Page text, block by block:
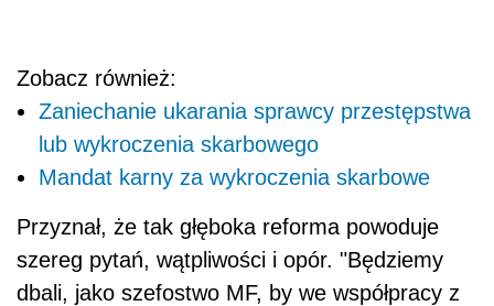
Zobacz również:
Zaniechanie ukarania sprawcy przestępstwa
lub wykroczenia skarbowego
Mandat karny za wykroczenia skarbowe
Przyznał, że tak głęboka reforma powoduje
szereg pytań, wątpliwości i opór. "Będziemy
dbali, jako szefostwo MF, by we współpracy z